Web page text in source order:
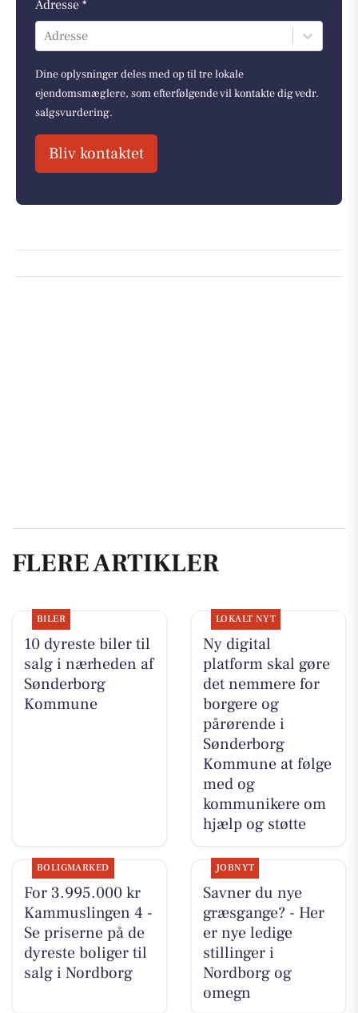
Adresse *
Adresse
Dine oplysninger deles med op til tre lokale
ejendomsmæglere, som efterfølgende vil kontakte dig vedr.
salgsvurdering.
Bliv kontaktet
FLERE ARTIKLER
BILER
10 dyreste biler til
salg i nærheden af
Sønderborg
Kommune
LOKALT NYT
Ny digital
platform skal gøre
det nemmere for
borgere og
pårørende i
Sønderborg
Kommune at følge
med og
kommunikere om
hjælp og støtte
BOLIGMARKED
For 3.995.000 kr
Kammuslingen 4 -
Se priserne på de
dyreste boliger til
salg i Nordborg
JOBNYT
Savner du nye
græsgange? - Her
er nye ledige
stillinger i
Nordborg og
omegn